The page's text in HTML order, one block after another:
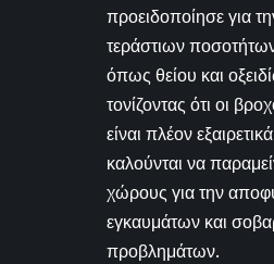
προειδοποίησε για
τεράστιων
όπως θείου και
τονίζοντας ότι οι
είναι πλέον
καλούνται να
χώρους για την
εγκαυμάτων και
προβλημάτων.